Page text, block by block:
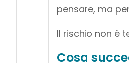
pensare, ma
Il rischio non è
Cosa